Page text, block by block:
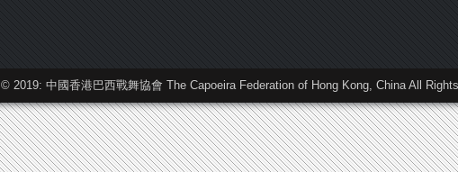
© 2019: 中國香港巴西戰舞協會 The Capoeira Federation of Hong Kong, China All